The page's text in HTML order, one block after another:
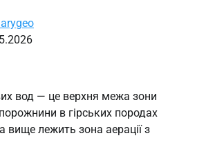
вод — це верхня межа зони
в гірських породах
вище лежить зона аерації з